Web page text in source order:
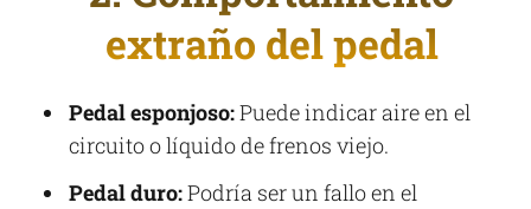
extraño del pedal
Pedal esponjoso:Puede indicar aire en el
circuito o líquido de frenos viejo.
Pedal duro:Podría ser un fallo en el